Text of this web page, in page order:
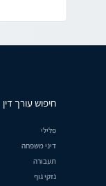
חיפוש עורך דין
פלילי
דיני משפחה
תעבורה
נזקי גוף